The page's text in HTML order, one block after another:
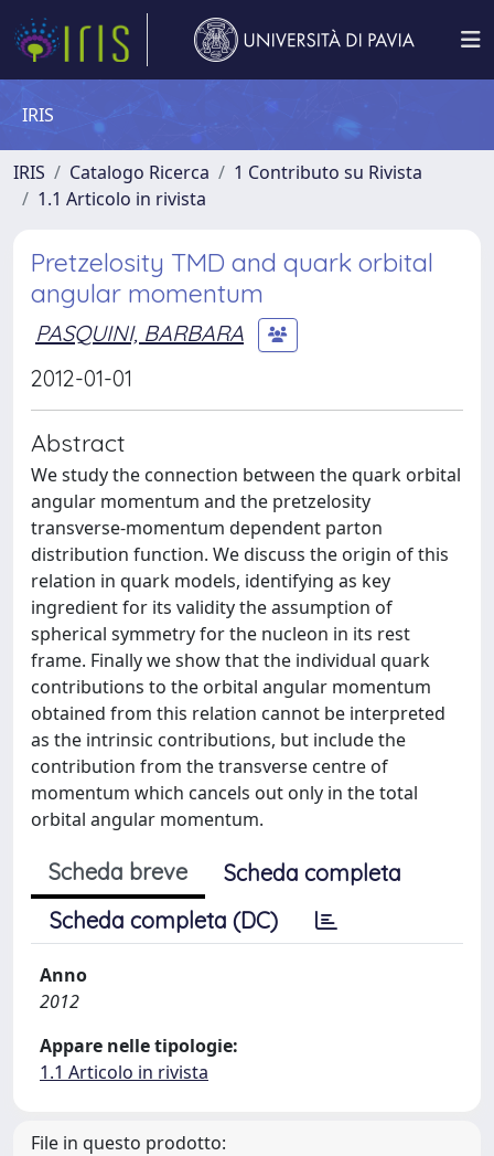
IRIS
IRIS Catalogo Ricerca
1 Contributo su Rivista
1.1 Articolo in rivista
Pretzelosity TMD and quark orbital
angular momentum
PASQUINI, BARBARA
2012-01-01
Abstract
We study the connection between the quark orbital
angular momentum and the pretzelosity
transverse-momentum dependent parton
distribution function. We discuss the origin of this
relation in quark models, identifying as key
ingredient for its validity the assumption of
spherical symmetry for the nucleon in its rest
frame. Finally we show that the individual quark
contributions to the orbital angular momentum
obtained from this relation cannot be interpreted
as the intrinsic contributions, but include the
contribution from the transverse centre of
momentum which cancels out only in the total
orbital angular momentum.
Scheda breve
Scheda completa
Scheda completa (DC)
Anno
2012
Appare nelle tipologie:
1.1 Articolo in rivista
File in questo prodotto: